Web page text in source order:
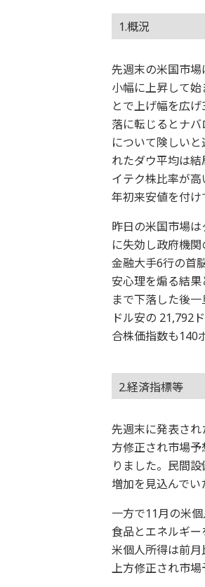
1.概況
先週末の米国市場
小幅に上昇して
とで上げ幅を広
落に転じるとナ
について険しい
れたダウ平均は
イテク株比率が
年初来安値を付け
昨日の米国市場
に失効し政府機
金融大手6行の首
安心理を煽る結
まで下落した後
ドル安の 21,792
合株価指数も140
2.経済指標等
先週末に発表さ
方修正され市場
りました。民間
増加を見込んでい
一方で11月の米
食品とエネルギー
米個人所得は前
上方修正され市場